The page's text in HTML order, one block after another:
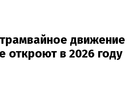
движение
откроют в 2026 году